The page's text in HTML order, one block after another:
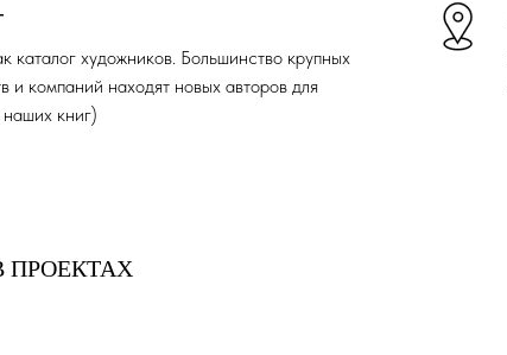
каталог художников. Большинство крупных
и компаний находят новых авторов для
книг)
ПРОЕКТАХ